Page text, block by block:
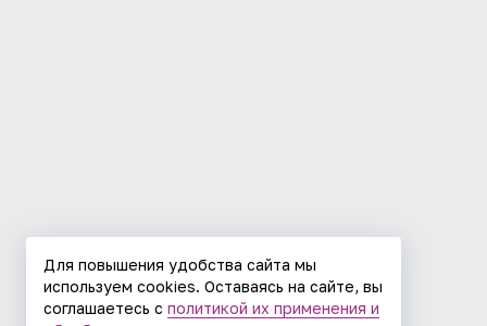
Для повышения удобства сайта мы
используем cookies. Оставаясь на сайте, вы
соглашаетесь с политикой их применения и